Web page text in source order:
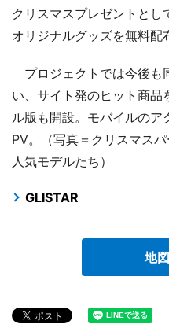
クリスマスプレゼントと
オリジナルグッズを無料配
プロジェクトでは今後も
い、サイト発のヒット商品
ル版も開設。モバイルのア
PV。（写真＝クリスマス
人気モデルたち）
GLISTAR
地